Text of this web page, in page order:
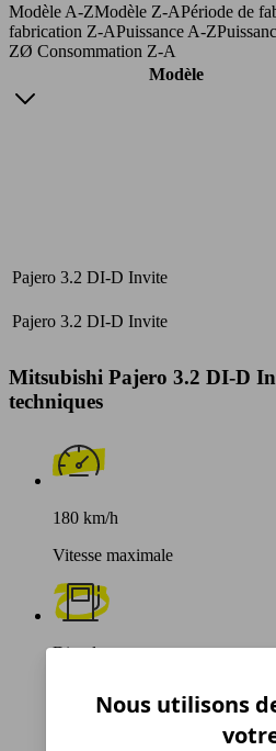
Modèle A-ZModèle Z-APériode de
fabrication Z-APuissance A-Z
ZØ Consommation Z-A
Modèle
Pajero 3.2 DI-D Invite
Pajero 3.2 DI-D Invite
Mitsubishi Pajero 3.2 DI-D
techniques
180 km/h
Vitesse maximale
Diesel
Nous utilisons